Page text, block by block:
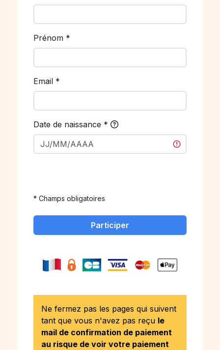
Prénom *
Email *
Date de naissance *
* Champs obligatoires
Participer
Ne fermez pas les pages qui suivent
tant que vous n'avez pas reçu le
mail de confirmation de paiement
au risque de voir votre paiement